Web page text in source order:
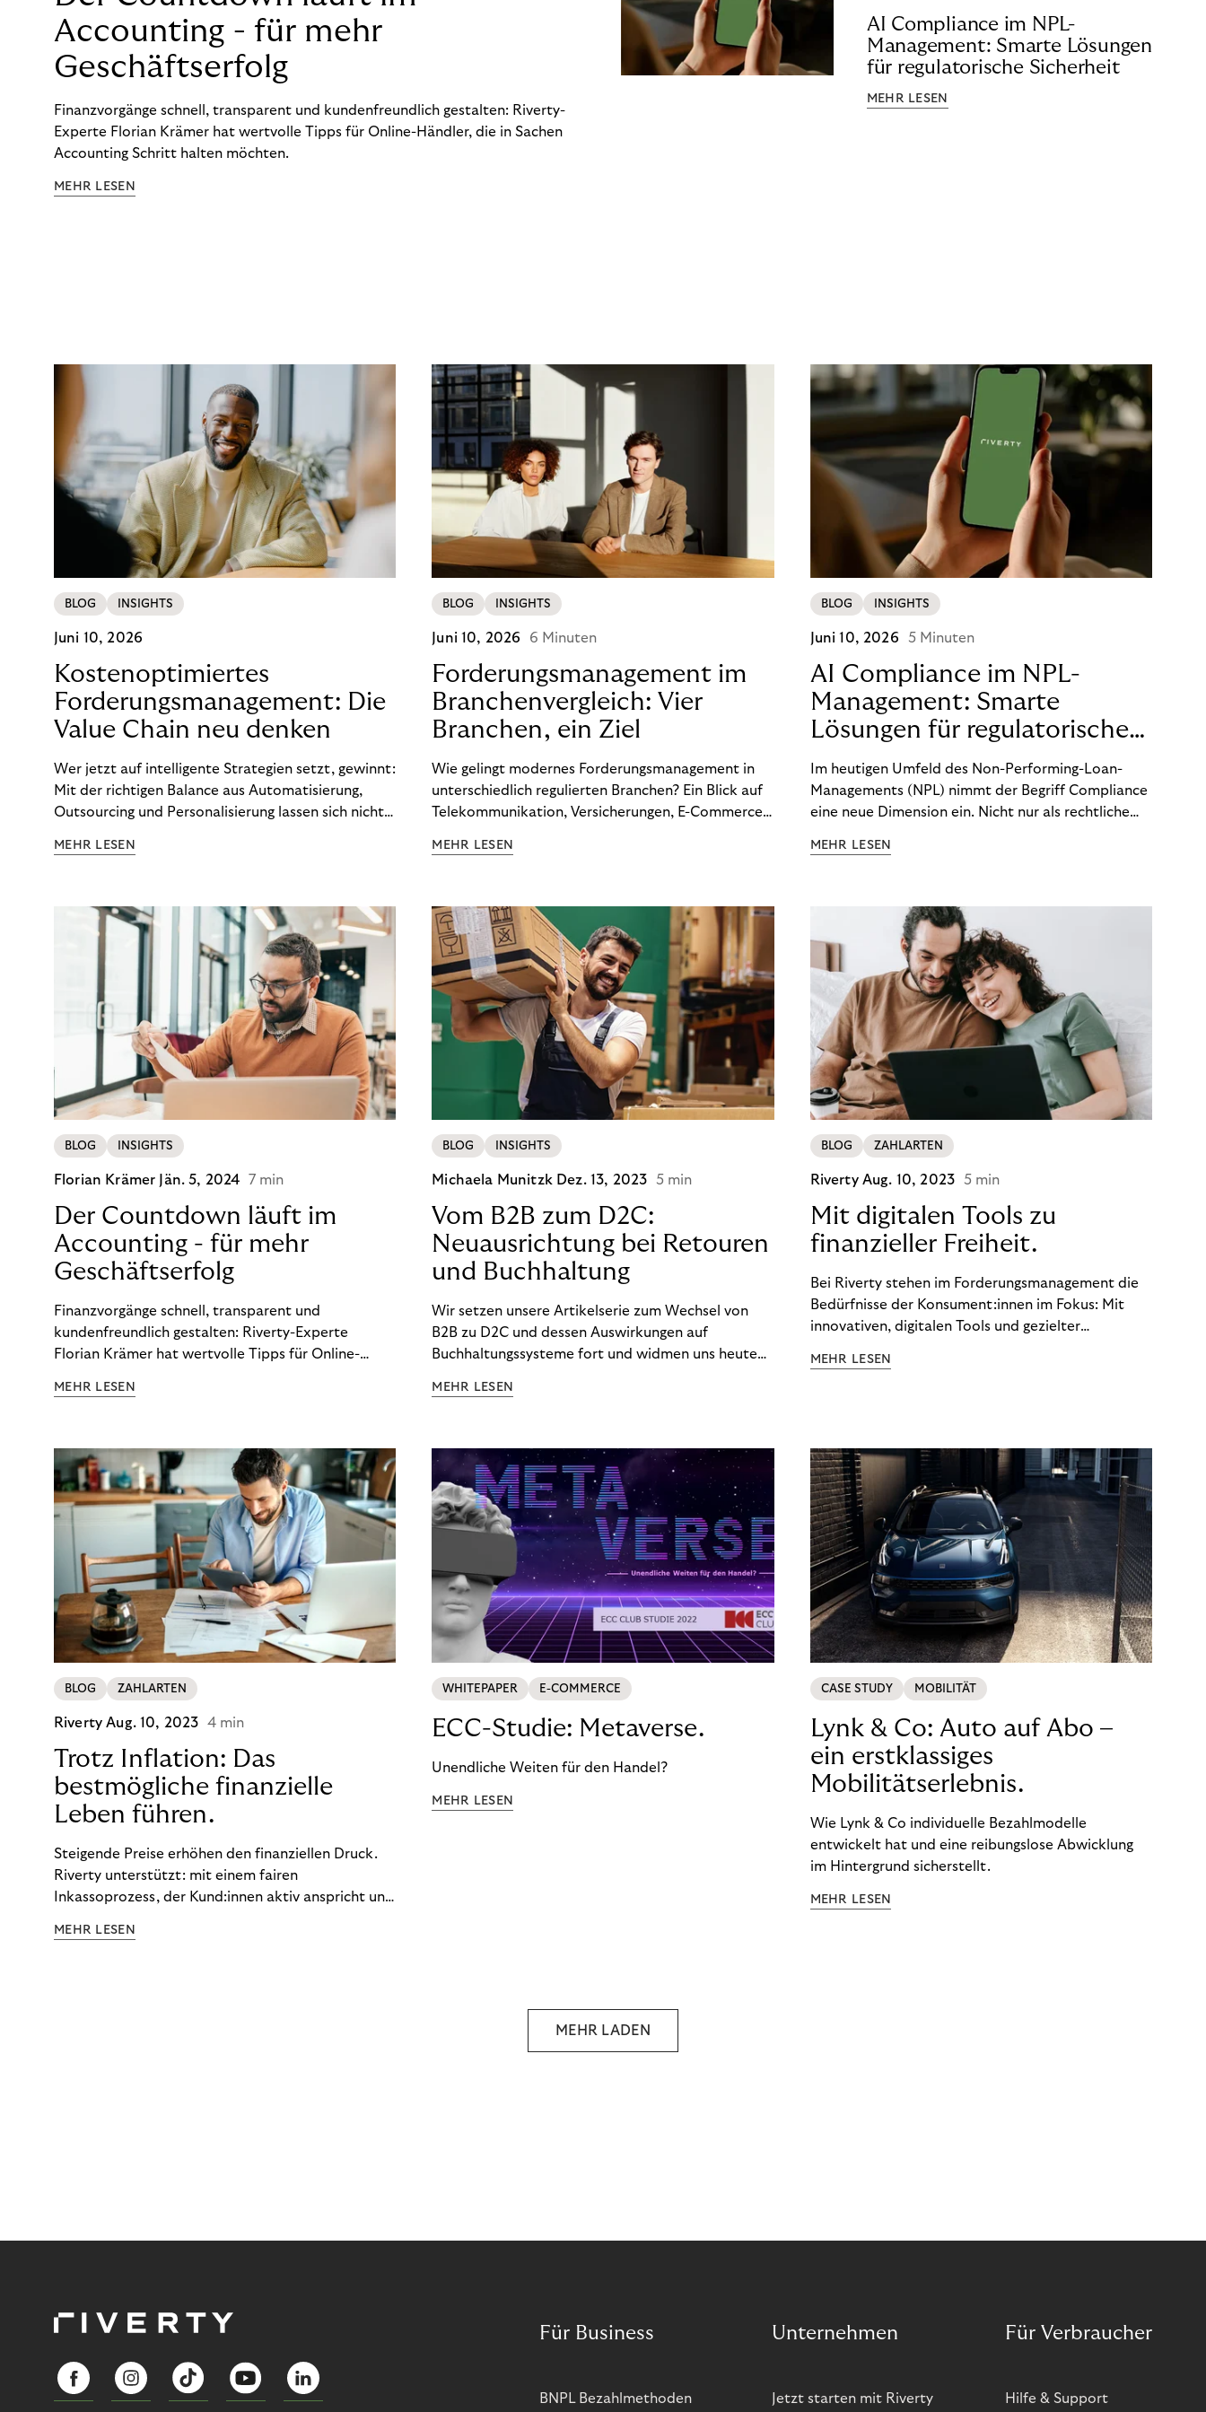
Accounting - für mehr
Geschäftserfolg
Finanzvorgänge schnell, transparent und kundenfreundlich gestalten: Riverty-
Experte Florian Krämer hat wertvolle Tipps für Online-Händler, die in Sachen
Accounting Schritt halten möchten.
MEHR LESEN
AI Compliance im NPL-
Management: Smarte Lösungen
für regulatorische Sicherheit
MEHR LESEN
BLOG INSIGHTS
Juni 10, 2026
Kostenoptimiertes
Forderungsmanagement: Die
Value Chain neu denken
Wer jetzt auf intelligente Strategien setzt, gewinnt:
Mit der richtigen Balance aus Automatisierung,
Outsourcing und Personalisierung lassen sich nicht
Ergebnisse sichern. Riverty zeigt, wie Recovery-
MEHR LESEN
BLOG INSIGHTS
Juni 10, 2026 6 Minuten
Forderungsmanagement im
Branchenvergleich: Vier
Branchen, ein Ziel
Wie gelingt modernes Forderungsmanagement in
unterschiedlich regulierten Branchen? Ein Blick auf
Telekommunikation, Versicherungen, E-Commerce
wirksam reduzieren will, braucht keine
MEHR LESEN
BLOG INSIGHTS
Juni 10, 2026 5 Minuten
AI Compliance im NPL-
Management: Smarte
Lösungen für regulatorische
Sicherheit
Im heutigen Umfeld des Non-Performing-Loan-
Managements (NPL) nimmt der Begriff Compliance
eine neue Dimension ein. Nicht nur als rechtliche
Wettbewerbsvorteil. In einem Umfeld steigender
(DSGVO) – geraten viele Unternehmen an die
Grenzen traditioneller Compliance-Mechanismen.
MEHR LESEN
BLOG INSIGHTS
Florian Krämer Jän. 5, 2024 7 min
Der Countdown läuft im
Accounting - für mehr
Geschäftserfolg
Finanzvorgänge schnell, transparent und
kundenfreundlich gestalten: Riverty-Experte
Florian Krämer hat wertvolle Tipps für Online-
möchten.
MEHR LESEN
BLOG INSIGHTS
Michaela Munitzk Dez. 13, 2023 5 min
Vom B2B zum D2C:
Neuausrichtung bei Retouren
und Buchhaltung
Wir setzen unsere Artikelserie zum Wechsel von
B2B zu D2C und dessen Auswirkungen auf
Buchhaltungssysteme fort und widmen uns heute
im D2C-Bereich.
MEHR LESEN
BLOG ZAHLARTEN
Riverty Aug. 10, 2023 5 min
Mit digitalen Tools zu
finanzieller Freiheit.
Bei Riverty stehen im Forderungsmanagement die
Bedürfnisse der Konsument:innen im Fokus: Mit
innovativen, digitalen Tools und gezielter
ein Leben in finanzieller Freiheit zu führen. So
MEHR LESEN
BLOG ZAHLARTEN
RivertyAug. 10, 2023 4 min
Trotz Inflation: Das
bestmögliche finanzielle
Leben führen.
Steigende Preise erhöhen den finanziellen Druck.
Riverty unterstützt: mit einem fairen
Inkassoprozess, der Kund:innen aktiv anspricht und
Finanzbildung ermöglicht. So bleiben Menschen
MEHR LESEN
WHITEPAPER E-COMMERCE
ECC-Studie: Metaverse.
Unendliche Weiten für den Handel?
MEHR LESEN
CASE STUDY MOBILITÄT
Lynk & Co: Auto auf Abo –
ein erstklassiges
Mobilitätserlebnis.
Wie Lynk & Co individuelle Bezahlmodelle
entwickelt hat und eine reibungslose Abwicklung
im Hintergrund sicherstellt.
MEHR LESEN
MEHR LADEN
Für Business
BNPL Bezahlmethoden
Unternehmen
Jetzt starten mit Riverty
Für Verbraucher
Hilfe & Support